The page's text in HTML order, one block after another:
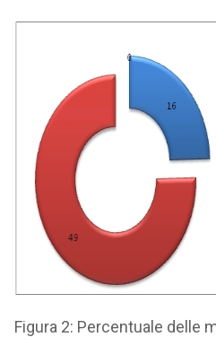
Figura 2: Percentuale delle